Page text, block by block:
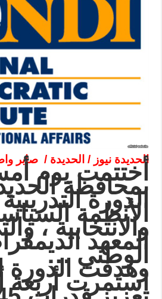
الحديدة نيوز / الحديدة / صابرأختتمت يوم
بمحافظة
الدورة
الأنظمة
والانتخابية ،
المعهد
الوطني…
وهدفت الدورة
استمرت أربعة